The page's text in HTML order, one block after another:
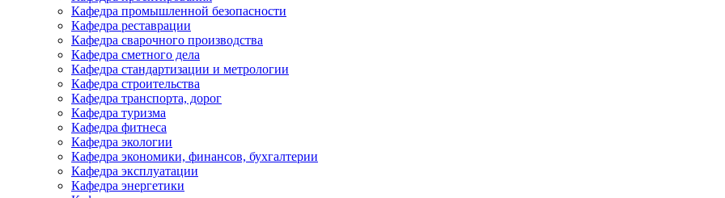
Кафедра промышленной безопасности
Кафедра реставрации
Кафедра сварочного производства
Кафедра сметного дела
Кафедра стандартизации и метрологии
Кафедра строительства
Кафедра транспорта, дорог
Кафедра туризма
Кафедра фитнеса
Кафедра экологии
Кафедра экономики, финансов, бухгалтерии
Кафедра эксплуатации
Кафедра энергетики